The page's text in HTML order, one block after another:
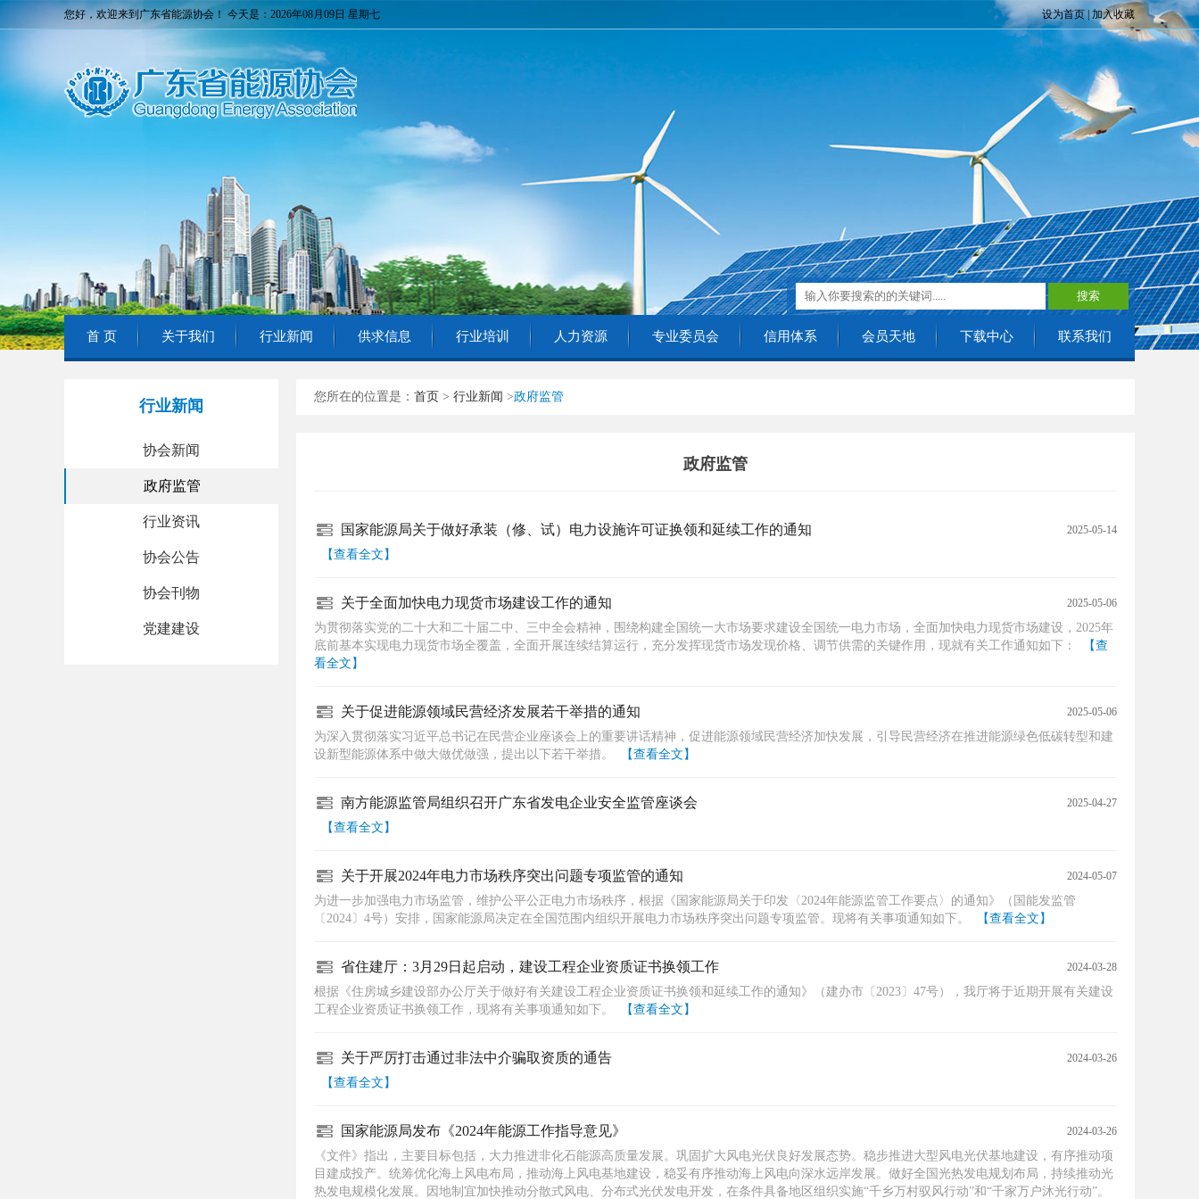
您好，欢迎来到广东省能源协会！ 今天是：2026年08月09日 星期七 设为首页 加入收藏
首 页 关于我们 行业新闻 供求信息 行业培训 人力资源 专业委员会 信用体系 会员天地 下载中心 联系我们
行业新闻
协会新闻
政府监管
行业资讯
协会公告
协会刊物
党建建设
您所在的位置是： 首页 > 行业新闻 >政府监管
政府监管
国家能源局关于做好承装（修、试）电力设施许可证换领和延续工作的通知 2025-05-14
【查看全文】
关于全面加快电力现货市场建设工作的通知 2025-05-06
为贯彻落实党的二十大和二十届二中、三中全会精神，围绕构建全国统一大市场要求建设全国统一电力市场，全面加快电力现货市场建设，2025年
底前基本实现电力现货市场全覆盖，全面开展连续结算运行，充分发挥现货市场发现价格、调节供需的关键作用，现就有关工作通知如下：
【查
看全文】
关于促进能源领域民营经济发展若干举措的通知 2025-05-06
为深入贯彻落实习近平总书记在民营企业座谈会上的重要讲话精神，促进能源领域民营经济加快发展，引导民营经济在推进能源绿色低碳转型和建
设新型能源体系中做大做优做强，提出以下若干举措。
【查看全文】
南方能源监管局组织召开广东省发电企业安全监管座谈会 2025-04-27
【查看全文】
关于开展2024年电力市场秩序突出问题专项监管的通知 2024-05-07
为进一步加强电力市场监管，维护公平公正电力市场秩序，根据《国家能源局关于印发〈2024年能源监管工作要点〉的通知》（国能发监管
〔2024〕4号）安排，国家能源局决定在全国范围内组织开展电力市场秩序突出问题专项监管。现将有关事项通知如下。
【查看全文】
省住建厅：3月29日起启动，建设工程企业资质证书换领工作 2024-03-28
根据《住房城乡建设部办公厅关于做好有关建设工程企业资质证书换领和延续工作的通知》（建办市〔2023〕47号），我厅将于近期开展有关建设
工程企业资质证书换领工作，现将有关事项通知如下。
【查看全文】
关于严厉打击通过非法中介骗取资质的通告 2024-03-26
【查看全文】
国家能源局发布《2024年能源工作指导意见》 2024-03-26
《文件》指出，主要目标包括，大力推进非化石能源高质量发展。巩固扩大风电光伏良好发展态势。稳步推进大型风电光伏基地建设，有序推动项
目建成投产。统筹优化海上风电布局，推动海上风电基地建设，稳妥有序推动海上风电向深水远岸发展。做好全国光热发电规划布局，持续推动光
热发电规模化发展。因地制宜加快推动分散式风电、分布式光伏发电开发，在条件具备地区组织实施“千乡万村驭风行动”和“千家万户沐光行动”。